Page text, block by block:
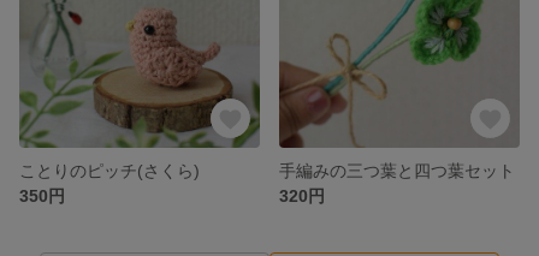
ことりのピッチ(さくら)
350円
手編みの三つ葉と四つ葉セット
320円